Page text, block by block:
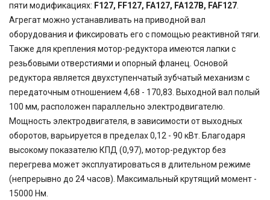
пяти модификациях: F127, FF127, FA127, FA127B, FAF127
Агрегат можно устанавливать на приводной вал
оборудования и фиксировать его с помощью реактивной тяги.
Также для крепления мотор-редуктора имеются лапки с
резьбовыми отверстиями и опорный фланец. Основой
редуктора является двухступенчатый зубчатый механизм с
передаточным отношением 4,68 - 170,83. Выходной вал полый
100 мм, расположен параллельно электродвигателю.
Мощность электродвигателя, в зависимости от выходных
оборотов, варьируется в пределах 0,12 - 90 кВт. Благодаря
высокому показателю КПД (0,97), мотор-редуктор без
перегрева может эксплуатироваться в длительном режиме
(непрерывно до 24 часов). Максимальный крутящий момент -
15000 Нм.